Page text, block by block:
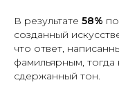
В результате 58%
созданный
что ответ,
фамильярным, тогда
сдержанный тон.